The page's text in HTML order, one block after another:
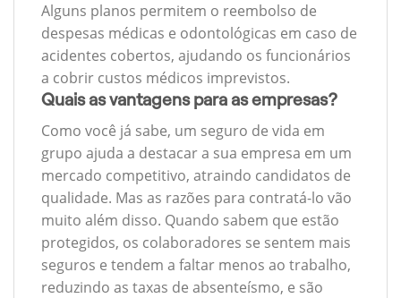
Alguns planos permitem o reembolso de
despesas médicas e odontológicas em caso de
acidentes cobertos, ajudando os funcionários
a cobrir custos médicos imprevistos.
Quais as vantagens para as empresas?
Como você já sabe, um seguro de vida em
grupo ajuda a destacar a sua empresa em um
mercado competitivo, atraindo candidatos de
qualidade. Mas as razões para contratá-lo vão
muito além disso. Quando sabem que estão
protegidos, os colaboradores se sentem mais
seguros e tendem a faltar menos ao trabalho,
reduzindo as taxas de absenteísmo, e são